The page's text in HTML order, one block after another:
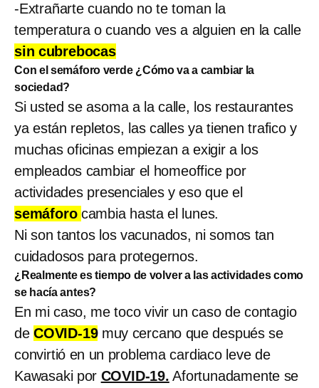
-Extrañarte cuando no te toman la
temperatura o cuando ves a alguien en la calle
sin cubrebocas
Con el semáforo verde ¿Cómo va a cambiar la
sociedad?
Si usted se asoma a la calle, los restaurantes
ya están repletos, las calles ya tienen trafico y
muchas oficinas empiezan a exigir a los
empleados cambiar el homeoffice por
actividades presenciales y eso que el
semáforo cambia hasta el lunes.
Ni son tantos los vacunados, ni somos tan
cuidadosos para protegernos.
¿Realmente es tiempo de volver a las actividades como
se hacía antes?
En mi caso, me toco vivir un caso de contagio
de COVID-19muy cercano que después se
convirtió en un problema cardiaco leve de
Kawasaki por COVID-19. Afortunadamente se